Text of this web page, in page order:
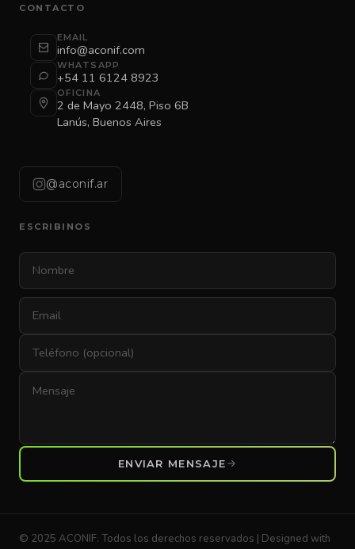
CONTACTO
EMAIL
info@aconif.com
WHATSAPP
+54 11 6124 8923
OFICINA
2 de Mayo 2448, Piso 6B
Lanús, Buenos Aires
@aconif.ar
ESCRIBINOS
ENVIAR MENSAJE
© 2025 ACONIF. Todos los derechos reservados | Designed with